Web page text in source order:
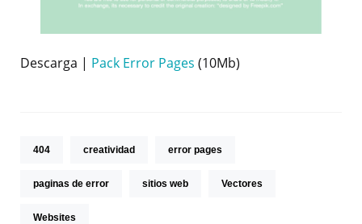
Descarga | Pack Error Pages (10Mb)
404 creatividad error pages
paginas de error sitios web Vectores
Websites